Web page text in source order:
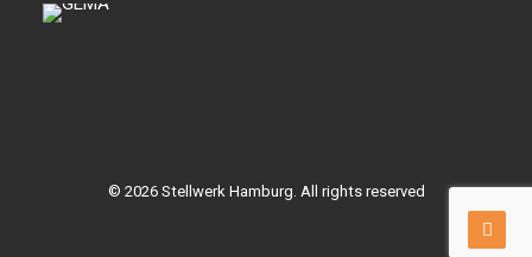
© 2026 Stellwerk Hamburg. All rights reserved